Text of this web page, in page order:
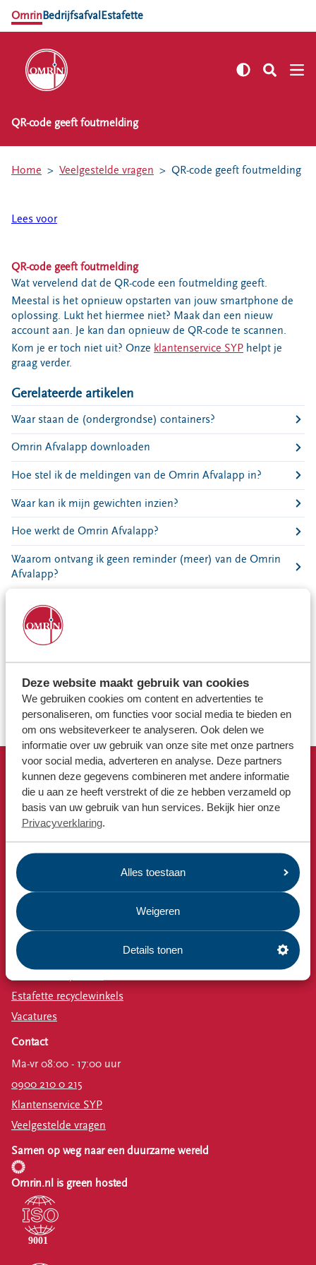
Deze website maakt gebruik van cookies
We gebruiken cookies om content en advertenties te
personaliseren, om functies voor social media te bieden en
om ons websiteverkeer te analyseren. Ook delen we
informatie over uw gebruik van onze site met onze partners
voor social media, adverteren en analyse. Deze partners
kunnen deze gegevens combineren met andere informatie
die u aan ze heeft verstrekt of die ze hebben verzameld op
basis van uw gebruik van hun services. Bekijk hier onze
Privacyverklaring.
Alles toestaan
Weigeren
Details tonen
OmrinBedrijfsafval Estafette
NL EN
Afval scheiden
Milieupas aanvragen
Kringloopspullen
Afval aanmelden
Bouwcontainer huren
Ons verhaal
Ontdek Omrin
Over Omrin
Hier werken we aan
Ecopark De Wierde
Reststoffen Energie Centrale
Projecten
Contact
Storing, klacht of vraag
Klantenservice SYP
VeeIgestelde vragen
Pers
Locaties
Werken bij
Voor gemeenten
Voor leveranciers en bezoekers
QR-code geeft foutmelding
Home Veelgestelde vragen QR-code geeft foutmelding
Lees voor
QR-code geeft foutmelding
Wat vervelend dat de QR-code een foutmelding geeft.
Meestal is het opnieuw opstarten van jouw smartphone de
oplossing. Lukt het hiermee niet? Maak dan een nieuw
account aan. Je kan dan opnieuw de QR-code te scannen.
Kom je er toch niet uit? Onze klantenservice SYP helpt je
graag verder.
Gerelateerde artikelen
Waar staan de (ondergrondse) containers?
Omrin Afvalapp downloaden
Hoe stel ik de meldingen van de Omrin Afvalapp in?
Waar kan ik mijn gewichten inzien?
Hoe werkt de Omrin Afvalapp?
Waarom ontvang ik geen reminder (meer) van de Omrin
Afvalapp?
Hoe update ik de Omrin Afvalapp op mijn telefoon?
Waarvoor is de QR-code die ik heb gekregen van Omrin?
Snel naar
Afvalkalender
Omrin Afvalapp
Milieustraat
Afspraak milieustraat
Afval aanmelden
Bekijk ook
Nieuws
Emissiecijfers
Estafette recyclewinkels
Vacatures
Contact
Ma-vr 08:00 - 17:00 uur
0900 210 0 215
Klantenservice SYP
Veelgestelde vragen
Samen op weg naar een duurzame wereld
Omrin.nl is green hosted